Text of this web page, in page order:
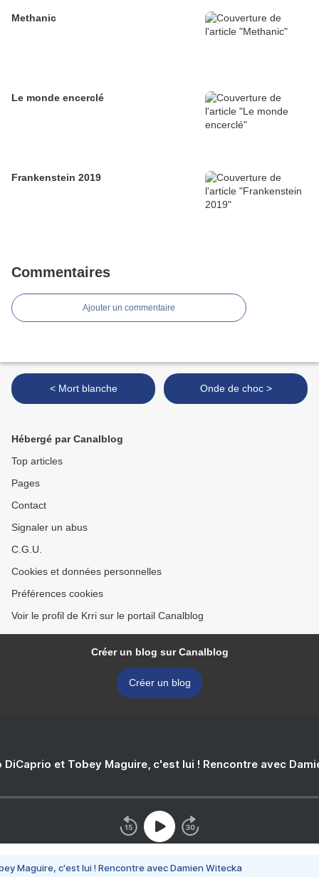
Methanic
Le monde encerclé
Frankenstein 2019
Commentaires
Ajouter un commentaire
< Mort blanche Onde de choc >
Hébergé par Canalblog
Top articles
Pages
Contact
Signaler un abus
C.G.U.
Cookies et données personnelles
Préférences cookies
Voir le profil de Krri sur le portail Canalblog
Créer un blog sur Canalblog
Créer un blog
DiCaprio et Tobey Maguire, c'est lui ! Rencontre avec
Maguire, c'est lui ! Rencontre avec Damien Witecka